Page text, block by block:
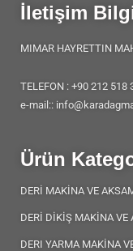
İletişim
MIMAR HAYRETTIN
TELEFON : +90 212 518
e-mail::
Ürün
DERİ MAKİNA VE
DERİ DİKİŞ MAKİNA VE
DERI YARMA MAKİNA